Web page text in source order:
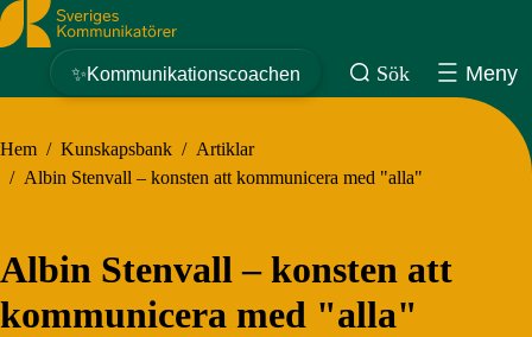
Sveriges Kommunikatörer
✨Kommunikationscoachen Sök Meny
Hem / Kunskapsbank / Artiklar
/ Albin Stenvall – konsten att kommunicera med "alla"
Albin Stenvall – konsten att
kommunicera med "alla"